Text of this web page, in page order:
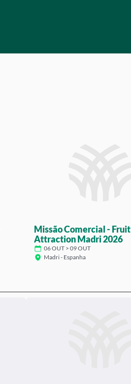
Missão Comercial - Fruit
Attraction Madri 2026
06 OUT > 09 OUT
Madri - Espanha